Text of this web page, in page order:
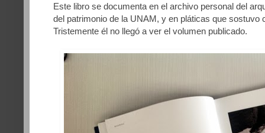
Este libro se documenta en el archivo personal del
del patrimonio de la UNAM, y en pláticas que sostuvo
Tristemente él no llegó a ver el volumen publicado.